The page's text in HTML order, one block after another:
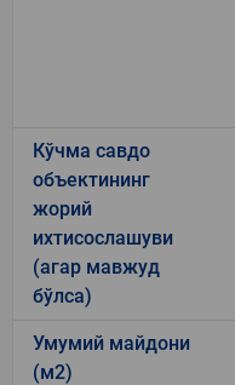
Кўчма савдо
объектининг
жорий
ихтисослашуви
(агар мавжуд
бўлса)
Умумий майдони
(м2)